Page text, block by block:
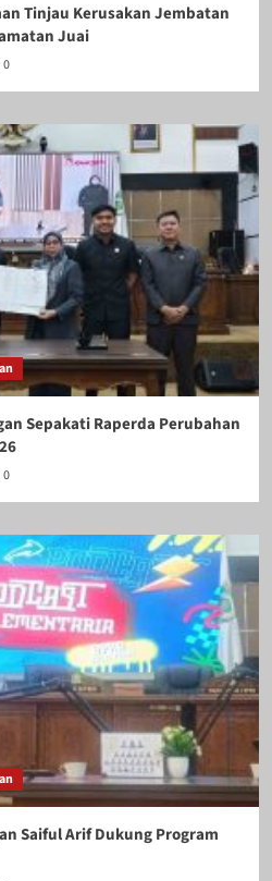
Tinjau Kerusakan Jembatan
Juai
0
Sepakati Raperda Perubahan
0
Saiful Arif Dukung Program